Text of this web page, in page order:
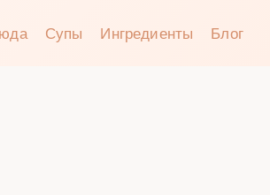
Супы Ингредиенты Блог